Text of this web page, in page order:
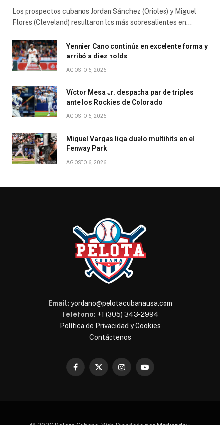
Los prospectos cubanos Jordan Sánchez (Orioles) y Miguel
Flores (Cleveland) resultaron los más sobresalientes en…
Yennier Cano continúa en excelente forma y
arribó a diez holds
AGOSTO 6, 2026
Víctor Mesa Jr. despacha par de triples
ante los Rockies de Colorado
AGOSTO 6, 2026
Miguel Vargas liga duelo multihits en el
Fenway Park
AGOSTO 6, 2026
Email: yordano@pelotacubanausa.com
Teléfono: +1 (305) 343-2994
Política de Privacidad y Cookies
Contáctenos
Facebook
X
InstagramYouTube